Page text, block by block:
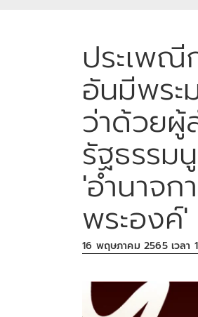
ประเพณี
อันมีพระ
ว่าด้วยผู้
รัฐธรร
'อำนาจก
พระองค์'
16 พฤษภาคม 2565 เวลา